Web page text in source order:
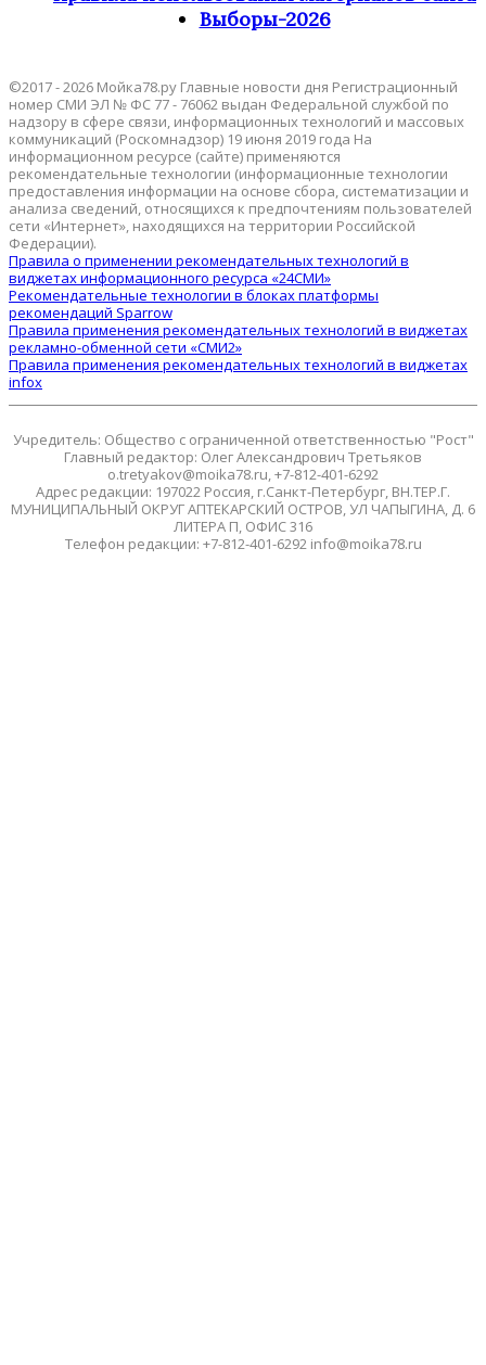
Выборы-2026
©2017 - 2026 Мойка78.ру Главные новости дня Регистрационный
номер СМИ ЭЛ № ФС 77 - 76062 выдан Федеральной службой по
надзору в сфере связи, информационных технологий и массовых
коммуникаций (Роскомнадзор) 19 июня 2019 года На
информационном ресурсе (сайте) применяются
рекомендательные технологии (информационные технологии
предоставления информации на основе сбора, систематизации и
анализа сведений, относящихся к предпочтениям пользователей
сети «Интернет», находящихся на территории Российской
Федерации).
Правила о применении рекомендательных технологий в
виджетах информационного ресурса «24СМИ»
Рекомендательные технологии в блоках платформы
рекомендаций Sparrow
Правила применения рекомендательных технологий в виджетах
рекламно-обменной сети «СМИ2»
Правила применения рекомендательных технологий в виджетах
infox
Учредитель: Общество с ограниченной ответственностью "Рост"
Главный редактор: Олег Александрович Третьяков
o.tretyakov@moika78.ru, +7-812-401-6292
Адрес редакции: 197022 Россия, г.Санкт-Петербург, ВН.ТЕР.Г.
МУНИЦИПАЛЬНЫЙ ОКРУГ АПТЕКАРСКИЙ ОСТРОВ, УЛ ЧАПЫГИНА, Д. 6
ЛИТЕРА П, ОФИС 316
Телефон редакции: +7-812-401-6292 info@moika78.ru